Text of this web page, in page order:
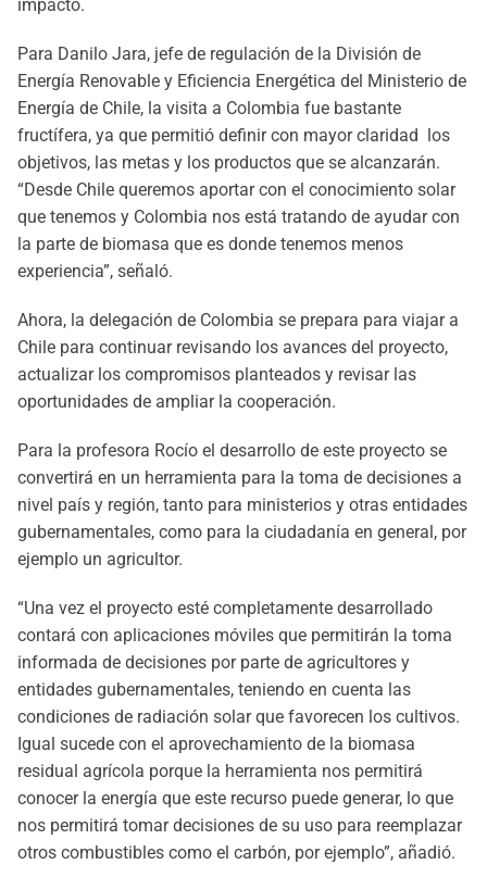
impacto.
Para Danilo Jara, jefe de regulación de la División de
Energía Renovable y Eficiencia Energética del Ministerio de
Energía de Chile, la visita a Colombia fue bastante
fructífera, ya que permitió definir con mayor claridad los
objetivos, las metas y los productos que se alcanzarán.
“Desde Chile queremos aportar con el conocimiento solar
que tenemos y Colombia nos está tratando de ayudar con
la parte de biomasa que es donde tenemos menos
experiencia”, señaló.
Ahora, la delegación de Colombia se prepara para viajar a
Chile para continuar revisando los avances del proyecto,
actualizar los compromisos planteados y revisar las
oportunidades de ampliar la cooperación.
Para la profesora Rocío el desarrollo de este proyecto se
convertirá en un herramienta para la toma de decisiones a
nivel país y región, tanto para ministerios y otras entidades
gubernamentales, como para la ciudadanía en general, por
ejemplo un agricultor.
“Una vez el proyecto esté completamente desarrollado
contará con aplicaciones móviles que permitirán la toma
informada de decisiones por parte de agricultores y
entidades gubernamentales, teniendo en cuenta las
condiciones de radiación solar que favorecen los cultivos.
Igual sucede con el aprovechamiento de la biomasa
residual agrícola porque la herramienta nos permitirá
conocer la energía que este recurso puede generar, lo que
nos permitirá tomar decisiones de su uso para reemplazar
otros combustibles como el carbón, por ejemplo”, añadió.